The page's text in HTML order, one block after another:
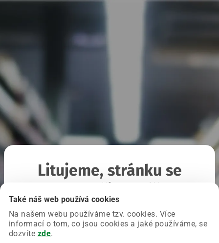
Také náš web používá cookies
Na našem webu používáme tzv. cookies. Více
informací o tom, co jsou cookies a jaké používáme, se
dozvíte zde.
Litujeme, stránku se
Chyba nastala na naší straně a už ji opravujeme.
Zkuste prosím znovu načíst požadovanou stránku.